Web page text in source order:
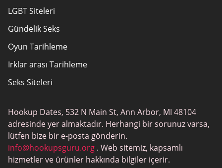
Site Haritası
Kullanım Şartları
LGBT Siteleri
Gündelik Seks
Oyun Tarihleme
Irklar arası Tarihleme
Seks Siteleri
Eşcinsel Tarihleme
SwingLifestyle
Yetişkin Tarihleme
Hookup Dates, 532 N Main St, Ann Arbor, MI 48104
adresinde yer almaktadır. Herhangi bir sorunuz varsa,
lütfen bize bir e-posta gönderin.
info@hookupsguru.org . Web sitemiz, kapsamlı
hizmetler ve ürünler hakkında bilgiler içerir.